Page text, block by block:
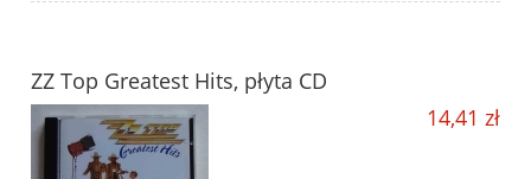
ZZ Top Greatest Hits, płyta CD
14,41 zł